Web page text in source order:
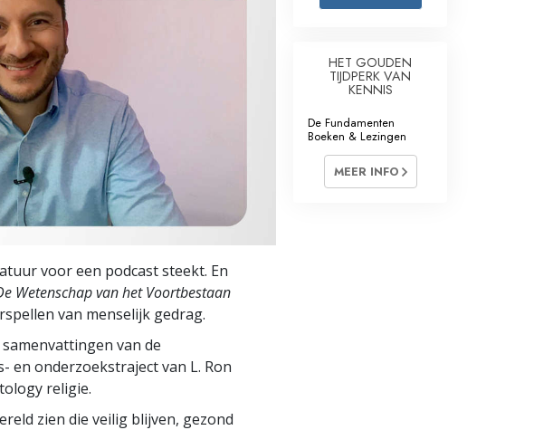
Ethiek en de Condities
De Oorzaak van Onderdrukking
Feitenonderzoek
De Grondbeginselen van Organiseren
De Grondslagen van Public Relations
voor een podcast steekt. En
Wetenschap van het Voortbestaan
van menselijk gedrag.
van de
en onderzoekstraject van L. Ron
religie.
zien die veilig blijven, gezond
HET GOUDEN
TIJDPERK VAN
KENNIS
De Fundamenten
Boeken & Lezingen
MEER INFO